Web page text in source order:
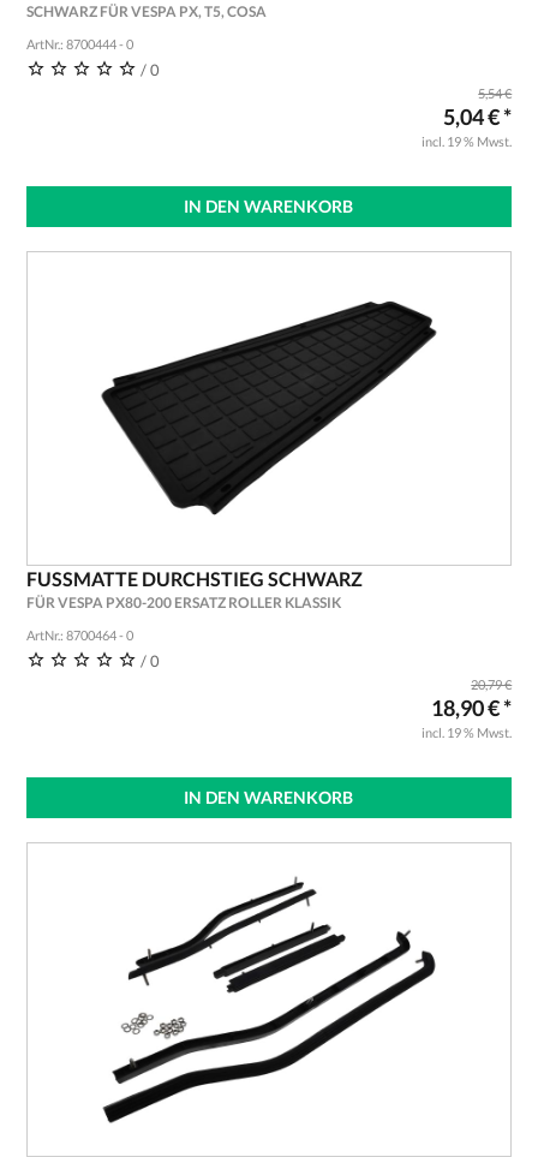
SCHWARZ FÜR VESPA PX, T5, COSA
ArtNr.: 8700444 - 0
/ 0
5,54 €
5,04 € *
incl. 19 % Mwst.
IN DEN WARENKORB
FUSSMATTE DURCHSTIEG SCHWARZ
FÜR VESPA PX80-200 ERSATZ ROLLER KLASSIK
ArtNr.: 8700464 - 0
/ 0
20,79 €
18,90 € *
incl. 19 % Mwst.
IN DEN WARENKORB